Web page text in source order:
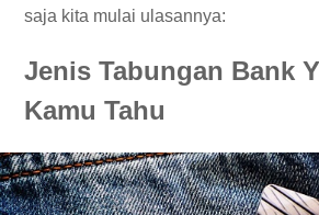
saja kita mulai ulasannya:
Jenis Tabungan Bank
Kamu Tahu